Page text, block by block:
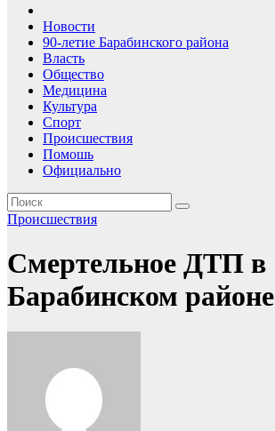
Новости
90-летие Барабинского района
Власть
Общество
Медицина
Культура
Спорт
Происшествия
Помошь
Официально
Происшествия
Смертельное ДТП в
Барабинском районе